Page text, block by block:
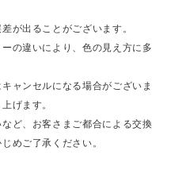
が出ることがございます。
の違いにより、色の見え方に多
ャンセルになる場合がございま
げます。
ど、お客さまご都合による交換
めご了承ください。